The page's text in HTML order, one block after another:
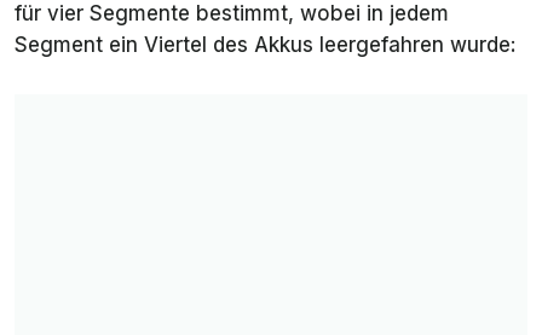
für vier Segmente bestimmt, wobei in jedem
Segment ein Viertel des Akkus leergefahren wurde: